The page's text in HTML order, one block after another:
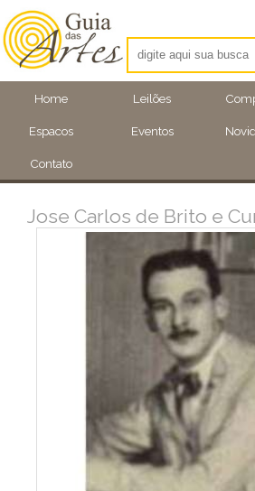
Home Leilões
Espacos Eventos
Contato
Jose Carlos de Brito e